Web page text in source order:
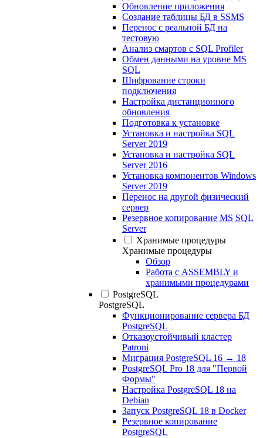
Обновление приложения
Создание таблицы БД в SSMS
Перенос с реальной БД на
тестовую
Анализ смартов с SQL Profiler
Обмен данными на уровне MS
SQL
Шифрование строки
подключения
Настройка дистанционного
обновления
Подготовка к установке
Установка и настройка SQL
Server 2019
Установка и настройка SQL
Server 2016
Установка компонентов Windows
Server 2019
Перенос на другой физический
сервер
Резервное копирование MS SQL
Server
Хранимые процедуры
Хранимые процедуры
Обзор
Работа с ASSEMBLY и
хранимыми процедурами
PostgreSQL
PostgreSQL
Функционирование сервера БД
PostgreSQL
Отказоустойчивый кластер
Patroni
Миграция PostgreSQL 16 → 18
PostgreSQL Pro 18 для "Первой
Формы"
Настройка PostgreSQL 18 на
Debian
Запуск PostgreSQL 18 в Docker
Резервное копирование
PostgreSQL